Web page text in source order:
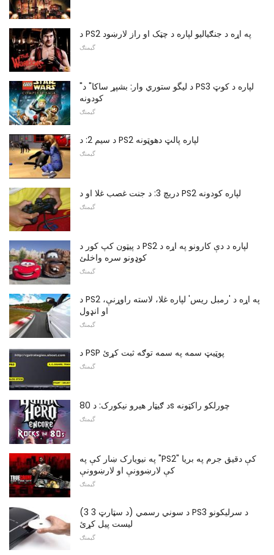
د PS2 په اړه د جنګیالیو لپاره د چټک او راز لارښود
گیمنګ
"د لیگو ستوري وار: بشپړ ساکا" د PS3 لپاره د کوټ
کودونه
گیمنګ
د سیم 2: د PS2 لپاره پالټ دھوټونه
گیمنګ
دريچ 3: د جنت غصب غلا او د PS2 لپاره کودونه
گیمنګ
د پیټون کپ کور د PS2 لپاره د دې کارونو په اړه د
کوډونو سره واخلئ
گیمنګ
د PS2 په اړه د 'رمبل ریس' لپاره غلا، لاسته راوړنې،
او انډول
گیمنګ
د PSP پوټیټ سمه په سمه توګه ثبت کړئ
گیمنګ
د ګیټار هیرو نیکورک: د 80s چورلکو راکټونه
گیمنګ
په نیویارک ښار کې په "PS2" کې دقیق جرم په بریا
کې لارښوونې او لارښوونې
گیمنګ
د سوني رسمي (د سټارټ 3 3) PS3 د سرلیکونو
لیست پیل کړئ
گیمنګ